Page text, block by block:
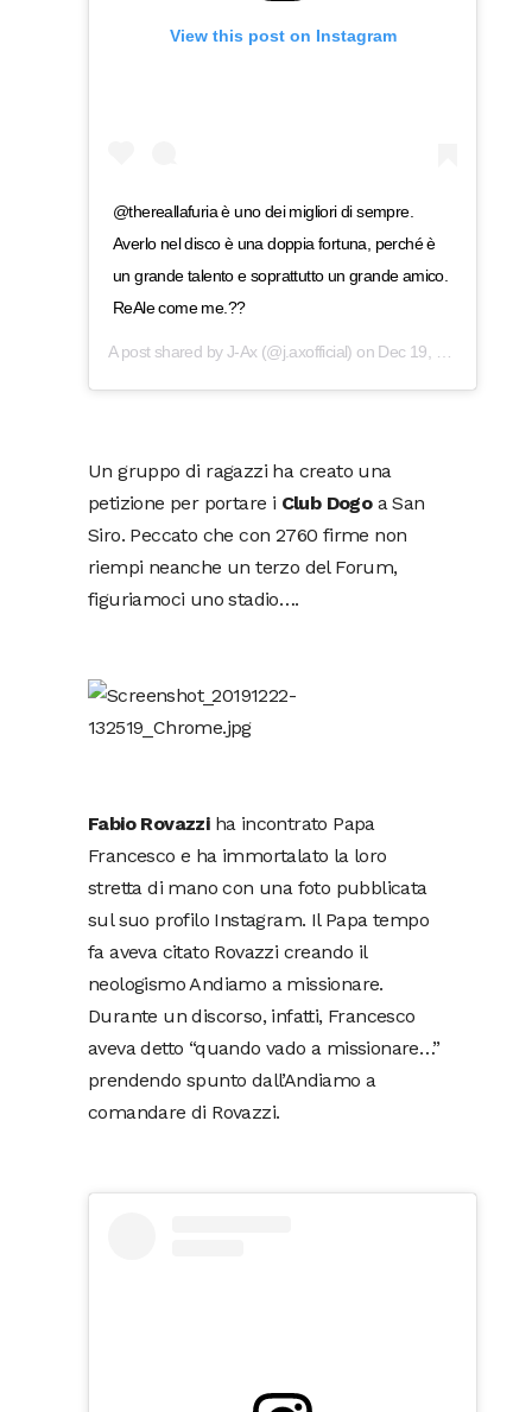
View this post on Instagram
@thereallafuria è uno dei migliori di sempre.
Averlo nel disco è una doppia fortuna, perché è
un grande talento e soprattutto un grande amico.
ReAle come me.??
A post shared byJ-Ax (@j.axofficial) on Dec 19, 2019 at 10:57pm PST
Un gruppo di ragazzi ha creato una
petizione per portare i Club Dogoa San
Siro. Peccato che con 2760 firme non
riempi neanche un terzo del Forum,
figuriamoci uno stadio….
Fabio Rovazziha incontrato Papa
Francesco e ha immortalato la loro
stretta di mano con una foto pubblicata
sul suo profilo Instagram. Il Papa tempo
fa aveva citato Rovazzi creando il
neologismo Andiamo a missionare.
Durante un discorso, infatti, Francesco
aveva detto “quando vado a missionare…”
prendendo spunto dall’Andiamo a
comandare di Rovazzi.